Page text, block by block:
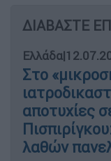
ΔΙΑΒΑΣΤΕ
Ελλάδα|
Στο
αποτυχίες
λαθών